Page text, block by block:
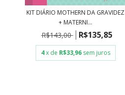
KIT DIÁRIO MOTHERN DA GRAVIDEZ
+ MATERNI...
R$143,00 R$135,85
4 x de R$33,96 sem juros